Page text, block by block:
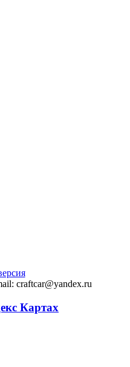
craftcar@yandex.ru
Картах